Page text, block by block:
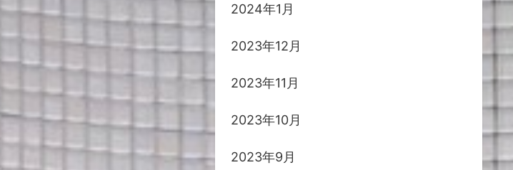
2024年1月
2023年12月
2023年11月
2023年10月
2023年9月